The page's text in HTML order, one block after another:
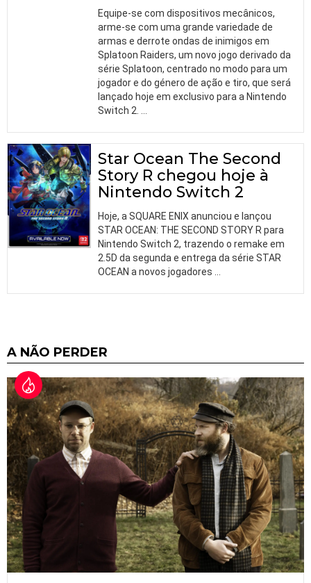
Equipe-se com dispositivos mecânicos,
arme-se com uma grande variedade de
armas e derrote ondas de inimigos em
Splatoon Raiders, um novo jogo derivado da
série Splatoon, centrado no modo para um
jogador e do género de ação e tiro, que será
lançado hoje em exclusivo para a Nintendo
Switch 2. …
Star Ocean The Second
Story R chegou hoje à
Nintendo Switch 2
Hoje, a SQUARE ENIX anunciou e lançou
STAR OCEAN: THE SECOND STORY R para
Nintendo Switch 2, trazendo o remake em
2.5D da segunda e entrega da série STAR
OCEAN a novos jogadores …
A NÃO PERDER